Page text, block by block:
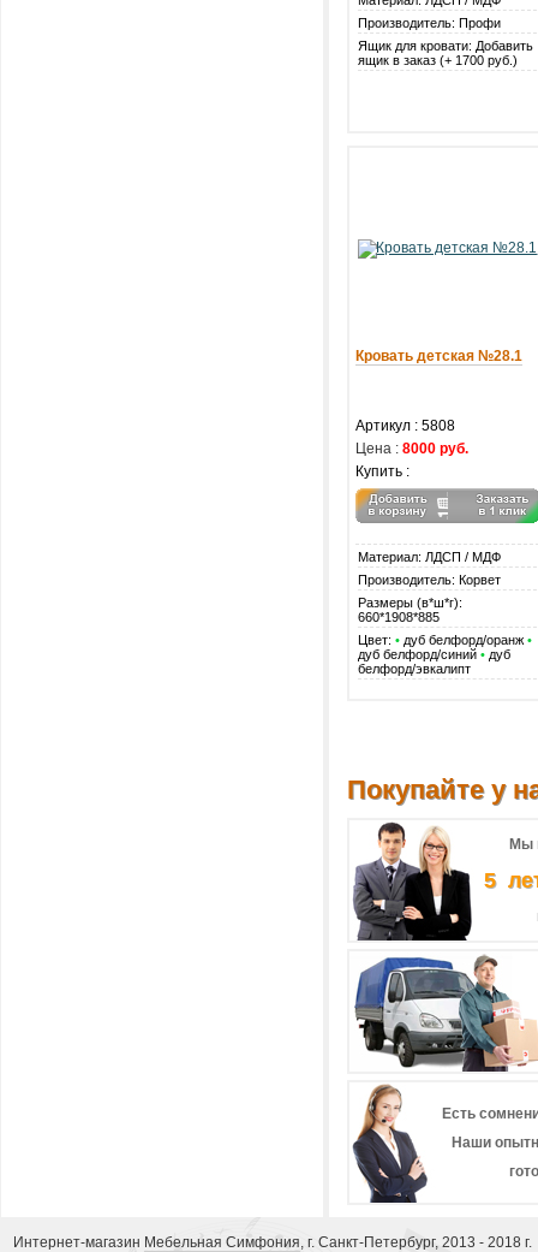
Производитель: Профи
Ящик для кровати: Добавить
ящик в заказ (+ 1700 руб.)
Кровать детская №28.1
Артикул : 5808
Цена : 8000 руб.
Купить :
Материал: ЛДСП / МДФ
Производитель: Корвет
Размеры (в*ш*г):
660*1908*885
Цвет: • дуб белфорд/оранж •
дуб белфорд/синий • дуб
белфорд/эвкалипт
Покупайте у
Мы
5
Есть
Наши
Интернет-магазин Мебельная Симфония, г. Санкт-Петербург, 2013 - 2018 г.